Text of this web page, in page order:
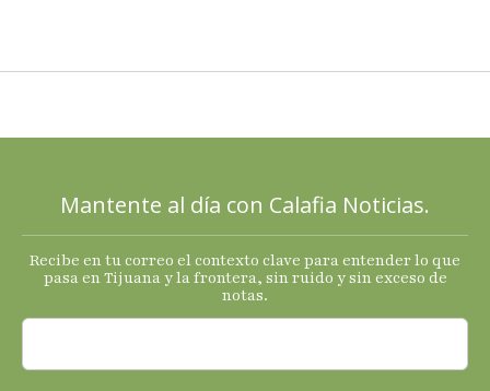
cartas; El
Mantente al día con Calafia Noticias.
Recibe en tu correo el contexto clave para entender lo que
pasa en Tijuana y la frontera, sin ruido y sin exceso de
notas.